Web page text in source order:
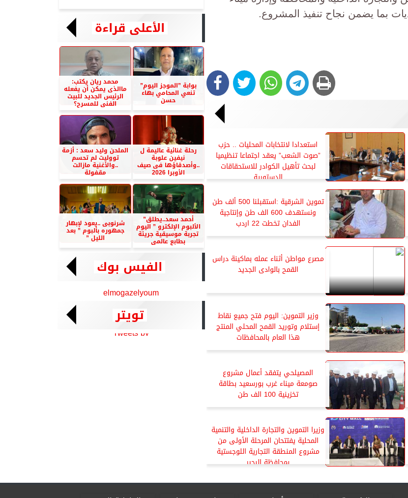
بما يضمن نجاح تنفيذ المشروع.
استعدادا لانتخابات المحليات .. حزب
”صوت الشعب” يعقد اجتماعا تنظيميا
لبحث تأهيل الكوادر للاستحقاقات
الدستورية
تموين الشرقية :استقبلنا 500 ألف طن
ونستهدف 600 الف طن وإنتاجية
الفدان تخطت 22 اردب
مصرع مواطن أثناء عمله بماكينة دراس
القمح بالوادى الجديد
وزير التموين: اليوم فتح جميع نقاط
إستلام وتوريد القمح المحلي المنتج
هذا العام بالمحافظات
المصيلحي يتفقد أعمال مشروع
صومعة ميناء غرب بورسعيد بطاقة
تخزينية 100 الف طن
وزيرا التموين والتجارة الداخلية والتنمية
المحلية يفتتحان المرحلة الأولى من
مشروع المنطقة التجارية اللوجستية
بمحافظة البحير
الأعلى قراءة
بوابة ”الموجز اليوم”
تنعي المحامي بهاء
حسن
محمد ريان يكتب:
ماالذى يمكن أن يفعله
الرئيس الجديد للبيت
الفنى للمسرح؟
رحلة غنائية عاليمة ل
نيفين علوبة
..وأصدقاؤها فى صيف
الأوبرا 2026
الملحن وليد سعد : أزمة
تووليت لم تحسم
..والأغنية مازالت
مقفولة
أحمد سعد..يطلق”
الألبوم الإلكترو ” اليوم
تجربة موسيقية جريئة
بطابع عالمى
شرنوبى ..يعود لإبهار
جمهوره بألبوم ” بعد
الليل ”
الفيس بوك
elmogazelyoum
تويتر
Tweets by